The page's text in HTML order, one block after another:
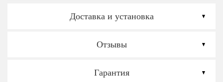
Доставка и установка
Отзывы
Гарантия